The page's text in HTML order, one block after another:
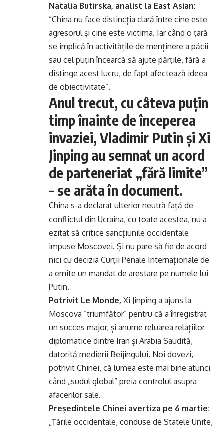
Natalia Butirska, analist la East Asian:
”China nu face distincția clară între cine este
agresorul și cine este victima. Iar când o țară
se implică în activitățile de menținere a păcii
sau cel puțin încearcă să ajute părțile, fără a
distinge acest lucru, de fapt afectează ideea
de obiectivitate”.
Anul trecut, cu câteva puțin
timp înainte de începerea
invaziei, Vladimir Putin și Xi
Jinping au semnat un acord
de parteneriat „fără limite”
– se arăta în document.
China s-a declarat ulterior neutră față de
conflictul din Ucraina, cu toate acestea, nu a
ezitat să critice sancțiunile occidentale
impuse Moscovei. Și nu pare să fie de acord
nici cu decizia Curții Penale Internaționale de
a emite un mandat de arestare pe numele lui
Putin.
Potrivit Le Monde, Xi Jinping a ajuns la
Moscova ”triumfător” pentru că a înregistrat
un succes major, și anume reluarea relațiilor
diplomatice dintre Iran și Arabia Saudită,
datorită medierii Beijingului. Noi dovezi,
potrivit Chinei, că lumea este mai bine atunci
când „sudul global” preia controlul asupra
afacerilor sale.
Președintele Chinei avertiza pe 6 martie:
„Țările occidentale, conduse de Statele Unite,